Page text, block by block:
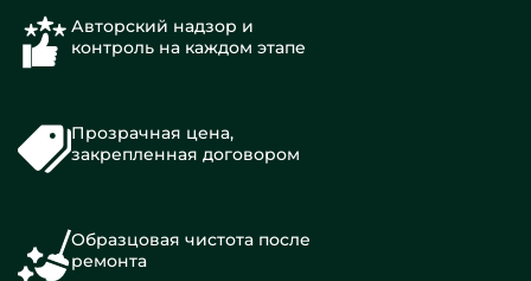
Авторский надзор и
контроль на каждом этапе
Прозрачная цена,
закрепленная договором
Образцовая чистота после
ремонта